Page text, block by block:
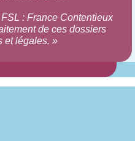
: France Contentieux
de ces dossiers
et légales. »